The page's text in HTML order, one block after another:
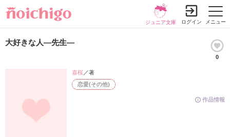
メニュー
ジュニア文庫 ログイン
大好きな人―先生―
0
作品情報
恋愛(その他)
嘉桜／著